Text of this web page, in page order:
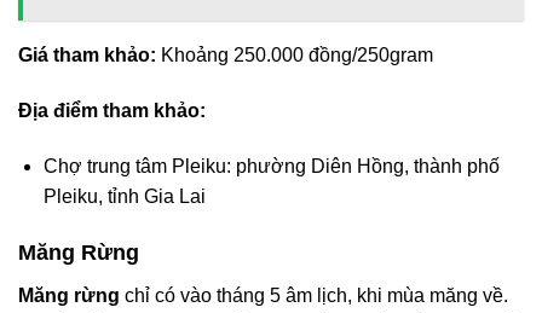
Giá tham khảo: Khoảng 250.000 đồng/250gram
Địa điểm tham khảo:
Chợ trung tâm Pleiku: phường Diên Hồng, thành phố
Pleiku, tỉnh Gia Lai
Măng Rừng
Măng rừng chỉ có vào tháng 5 âm lịch, khi mùa măng về.